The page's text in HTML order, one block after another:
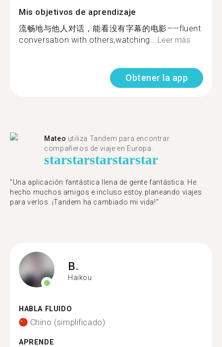
Mis objetivos de aprendizaje
流畅地与他人对话，能看没有字幕的电影——fluent
conversation with others,watching...Leer más
Obtener la app
Mateo utiliza Tandem para encontrar
compañeros de viaje en Europa.
starstarstarstarstar
"Una aplicación fantástica llena de gente fantástica. He
hecho muchos amigos e incluso estoy planeando viajes
para verlos. ¡Tandem ha cambiado mi vida!"
B.
Haikou
HABLA FLUIDO
Chino (simplificado)
APRENDE